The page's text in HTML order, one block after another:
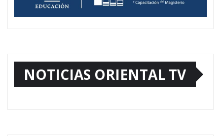
NOTICIAS ORIENTAL TV